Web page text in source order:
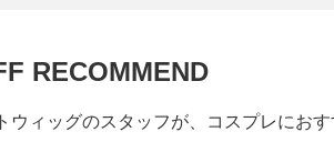
RECOMMEND
ウィッグのスタッフが、コスプレにお